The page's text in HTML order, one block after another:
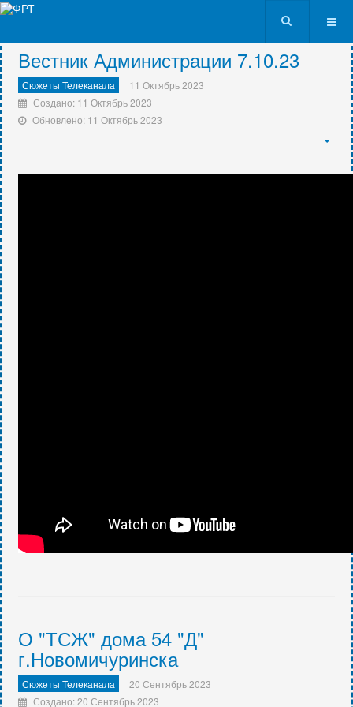
VK9562
Вестник Администрации 7.10.23
Сюжеты Телеканала
11 Октябрь 2023
Создано: 11 Октябрь 2023
Обновлено: 11 Октябрь 2023
О "ТСЖ" дома 54 "Д"
г.Новомичуринска
Сюжеты Телеканала
20 Сентябрь 2023
Создано: 20 Сентябрь 2023